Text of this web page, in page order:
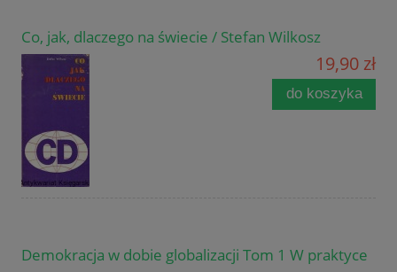
Co, jak, dlaczego na świecie / Stefan Wilkosz
19,90 zł
do koszyka
Demokracja w dobie globalizacji Tom 1 W praktyce